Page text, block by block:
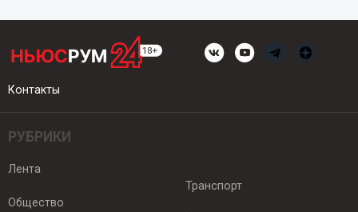
Контакты
РУБРИКИ
Лента
Общество
Транспорт